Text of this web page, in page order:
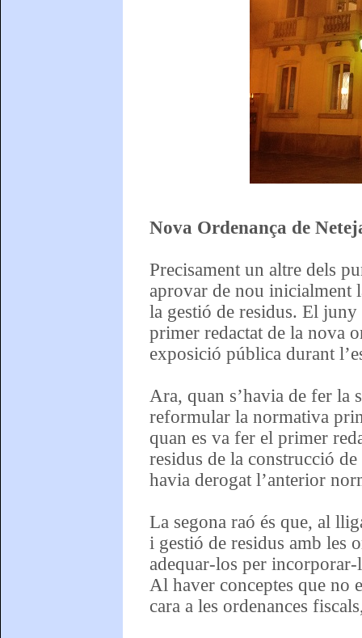
Nova Ordenança de
Precisament un altre dels
aprovar de nou inicialment
la gestió de residus. El
primer redactat de la nova
exposició pública durant
Ara, quan s’havia de fer la
reformular la normativa
quan es va fer el primer
residus de la construcció
havia derogat l’anterior
La segona raó és que, al
i gestió de residus amb les
adequar-los per
Al haver conceptes que no
cara a les ordenances